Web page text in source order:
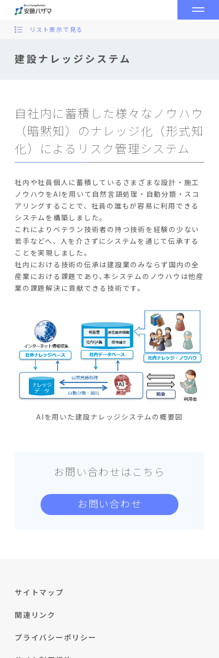
建設ナレッジシステム
リスト表示で見る
自社内に蓄積した様々なノウハウ
（暗黙知）のナレッジ化（形式知
化）によるリスク管理システム
社内や社員個人に蓄積しているさまざまな設計・施工
ノウハウをAIを用いて自然言語処理・自動分類・スコ
アリングすることで、社員の誰もが容易に利用できる
システムを構築しました。
これによりベテラン技術者の持つ技術を経験の少ない
若手などへ、人を介さずにシステムを通じて伝承する
ことを実現しました。
社内における技術の伝承は建設業のみならず国内の全
産業における課題であり､本システムのノウハウは他産
業の課題解決に貢献できる技術です。
AIを用いた建設ナレッジシステムの概要図
お問い合わせはこちら
お問い合わせ
サイトマップ
関連リンク
プライバシーポリシー